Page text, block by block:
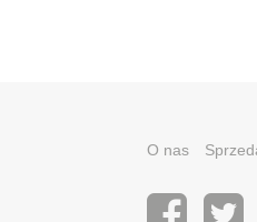
O nas